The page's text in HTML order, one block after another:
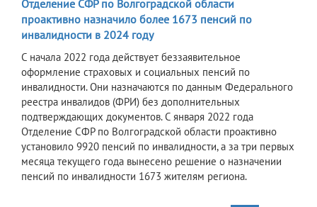
Отделение СФР по Волгоградской области
проактивно назначило более 1673 пенсий по
инвалидности в 2024 году
С начала 2022 года действует беззаявительное
оформление страховых и социальных пенсий по
инвалидности. Они назначаются по данным Федерального
реестра инвалидов (ФРИ) без дополнительных
подтверждающих документов. С января 2022 года
Отделение СФР по Волгоградской области проактивно
установило 9920 пенсий по инвалидности, а за три первых
месяца текущего года вынесено решение о назначении
пенсий по инвалидности 1673 жителям региона.